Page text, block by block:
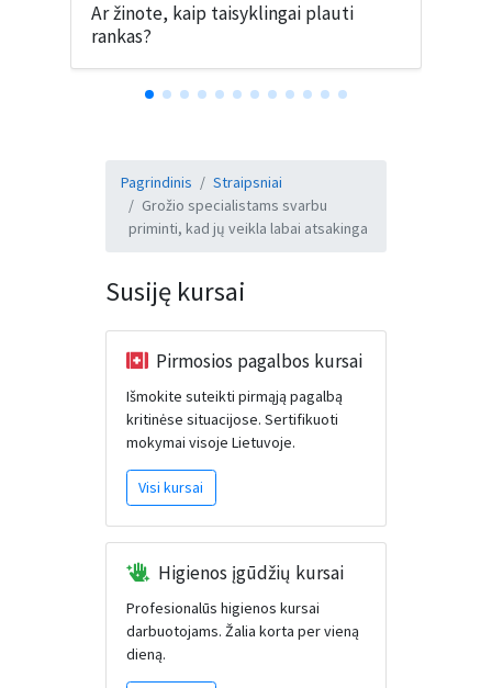
Ar žinote, kaip taisyklingai plauti
rankas?
Pagrindinis
Straipsniai
Grožio specialistams svarbu
priminti, kad jų veikla labai atsakinga
Susiję kursai
Pirmosios pagalbos kursai
Išmokite suteikti pirmąją pagalbą
kritinėse situacijose. Sertifikuoti
mokymai visoje Lietuvoje.
Visi kursai
Higienos įgūdžių kursai
Profesionalūs higienos kursai
darbuotojams. Žalia korta per vieną
dieną.